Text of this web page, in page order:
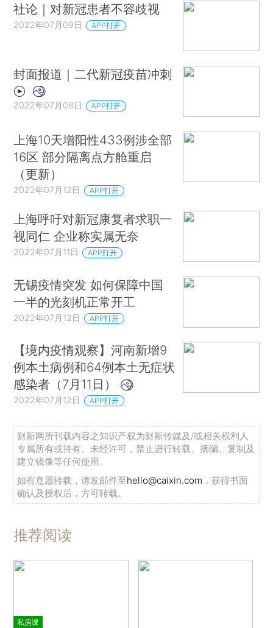
社论｜对新冠患者不容歧视
2022年07月09日 APP打开
封面报道｜二代新冠疫苗冲刺
2022年07月08日 APP打开
上海10天增阳性433例涉全部
16区 部分隔离点方舱重启
（更新）
2022年07月12日 APP打开
上海呼吁对新冠康复者求职一
视同仁 企业称实属无奈
2022年07月11日 APP打开
无锡疫情突发 如何保障中国
一半的光刻机正常开工
2022年07月12日 APP打开
【境内疫情观察】河南新增9
例本土病例和64例本土无症状
感染者（7月11日）
2022年07月12日 APP打开
财新网所刊载内容之知识产权为财新传媒及/或相关权利人
专属所有或持有。未经许可，禁止进行转载、摘编、复制及
建立镜像等任何使用。
如有意愿转载，请发邮件至hello@caixin.com ，获得书面
确认及授权后，方可转载。
推荐阅读
私房课